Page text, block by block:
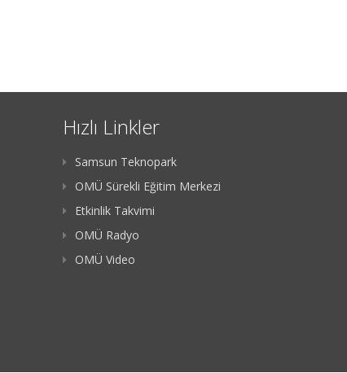
Hızlı Linkler
Samsun Teknopark
OMÜ Sürekli Eğitim Merkezi
Etkinlik Takvimi
OMÜ Radyo
OMÜ Video